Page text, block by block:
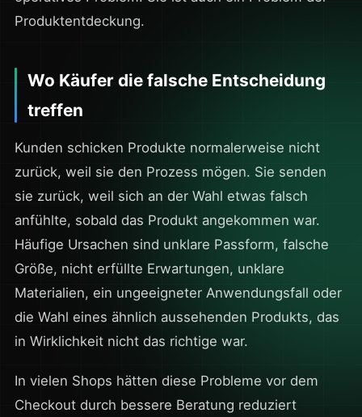
Produktentdeckung.
Wo Käufer die falsche Entscheidung
treffen
Kunden schicken Produkte normalerweise nicht
zurück, weil sie den Prozess mögen. Sie senden
sie zurück, weil sich an der Wahl etwas falsch
anfühlte, sobald das Produkt angekommen war.
Häufige Ursachen sind unklare Passform, falsche
Größe, nicht erfüllte Erwartungen, unklare
Materialien, ein ungeeigneter Anwendungsfall oder
die Wahl eines ähnlich aussehenden Produkts, das
in Wirklichkeit nicht das richtige war.
In vielen Shops hätten diese Probleme vor dem
Checkout durch bessere Beratung reduziert